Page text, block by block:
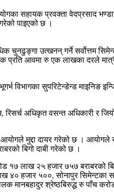
सहायक प्रवक्ता वेदप्रसाद
पाइएको छ ।
उत्खनन् गर्ने सर्वोत्तम सिमेन्ट,
आवमा रु एक लाखका दरले मात्रै
विभागका सुपरिटेन्डेन्ड माइनिङ
अधिकृत वसन्त अधिकारी र
मुद्दा दायर गरेको छ । आयोगले
बिगो दाबी गरेको छ ।
लाख २५ हजार ७५७ बराबरको
हजार ५००, सोनापुर सिमेन्टका
श्रेष्ठबिरुद्ध रु पाँच